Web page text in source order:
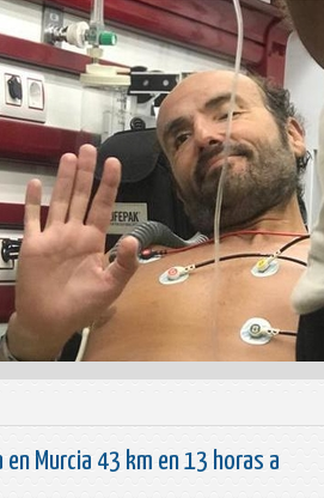
en Murcia 43 km en 13 horas a